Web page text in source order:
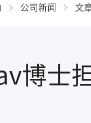
公司新闻 文
博士